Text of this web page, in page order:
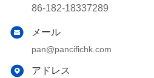
86-182-18337289
メール
pan@pancifichk.com
アドレス